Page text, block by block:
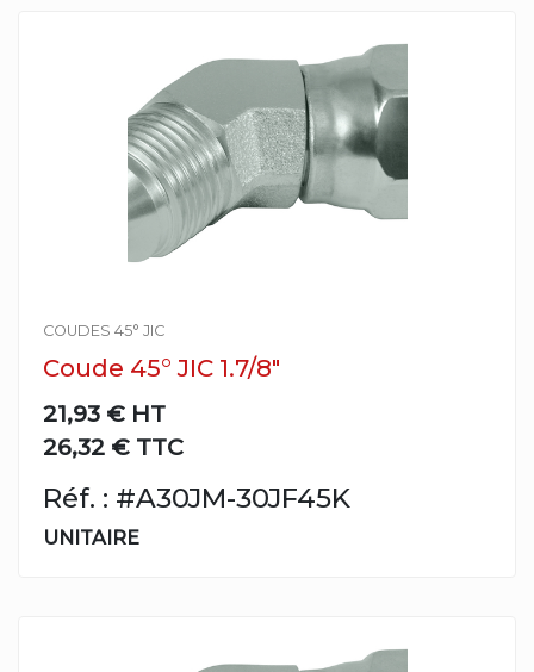
COUDES 45° JIC
Coude 45° JIC 1.7/8"
21,93 € HT
26,32 € TTC
Réf. : #A30JM-30JF45K
UNITAIRE